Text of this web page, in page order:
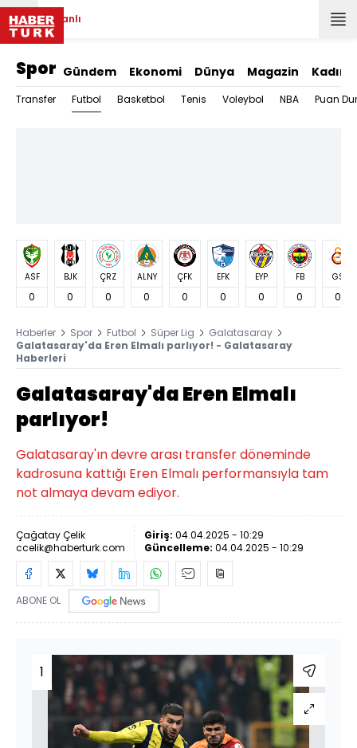
Canlı
Spor Gündem Ekonomi Dünya Magazin Kadın
Transfer Futbol Basketbol Tenis Voleybol NBA Puan
ASF
0
BJK
0
ÇRZ
0
ALNY
0
ÇFK
0
EFK
0
EYP
0
FB
0
GS
0
Haberler Spor Futbol Süper Lig
Galatasaray
Galatasaray'da Eren Elmalı parlıyor! - Galatasaray
Haberleri
Galatasaray'da Eren Elmalı
parlıyor!
Galatasaray'ın devre arası transfer döneminde
kadrosuna kattığı Eren Elmalı performansıyla tam
not almaya devam ediyor.
Çağatay Çelik
ccelik@haberturk.com
Giriş: 04.04.2025 - 10:29
Güncelleme: 04.04.2025 - 10:29
ABONE OL
1